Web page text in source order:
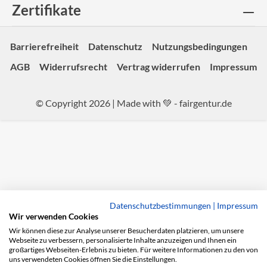
Zertifikate
Barrierefreiheit Datenschutz
Nutzungsbedingungen
AGB
Widerrufsrecht Vertrag widerrufen Impressum
© Copyright 2026 | Made with 💚 - fairgentur.de
Datenschutzbestimmungen | Impressum
Wir verwenden Cookies
Wir können diese zur Analyse unserer Besucherdaten platzieren, um unsere
Webseite zu verbessern, personalisierte Inhalte anzuzeigen und Ihnen ein
großartiges Webseiten-Erlebnis zu bieten. Für weitere Informationen zu den von
uns verwendeten Cookies öffnen Sie die Einstellungen.